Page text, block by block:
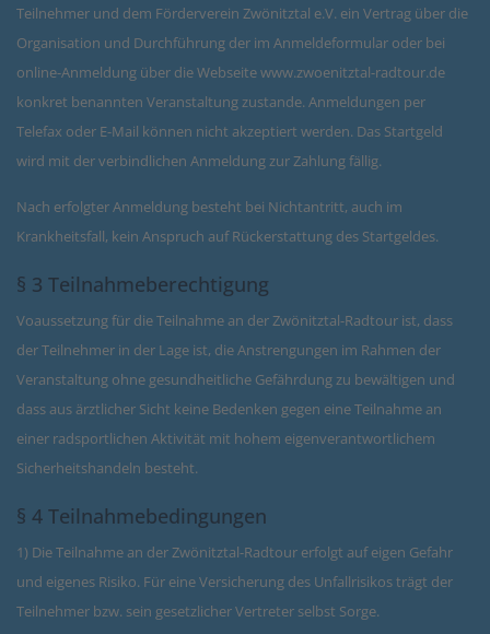
Teilnehmer und dem Förderverein Zwönitztal e.V. ein Vertrag über die
Organisation und Durchführung der im Anmeldeformular oder bei
online-Anmeldung über die Webseite www.zwoenitztal-radtour.de
konkret benannten Veranstaltung zustande. Anmeldungen per
Telefax oder E-Mail können nicht akzeptiert werden. Das Startgeld
wird mit der verbindlichen Anmeldung zur Zahlung fällig.
Nach erfolgter Anmeldung besteht bei Nichtantritt, auch im
Krankheitsfall, kein Anspruch auf Rückerstattung des Startgeldes.
§ 3 Teilnahmeberechtigung
Voaussetzung für die Teilnahme an der Zwönitztal-Radtour ist, dass
der Teilnehmer in der Lage ist, die Anstrengungen im Rahmen der
Veranstaltung ohne gesundheitliche Gefährdung zu bewältigen und
dass aus ärztlicher Sicht keine Bedenken gegen eine Teilnahme an
einer radsportlichen Aktivität mit hohem eigenverantwortlichem
Sicherheitshandeln besteht.
§ 4 Teilnahmebedingungen
1) Die Teilnahme an der Zwönitztal-Radtour erfolgt auf eigen Gefahr
und eigenes Risiko. Für eine Versicherung des Unfallrisikos trägt der
Teilnehmer bzw. sein gesetzlicher Vertreter selbst Sorge.